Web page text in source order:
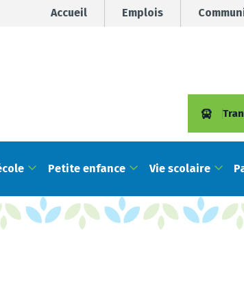
Accueil Emplois
Petite enfance Vie scolaire